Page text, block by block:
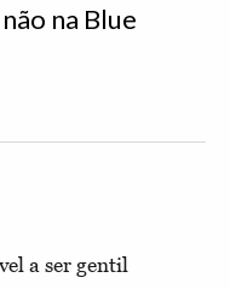
na Blue
a ser gentil